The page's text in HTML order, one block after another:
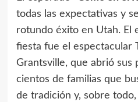
todas las expectativas y
rotundo éxito en Utah. El
fiesta fue el espectacular
Grantsville, que abrió sus
cientos de familias que
de tradición y, sobre